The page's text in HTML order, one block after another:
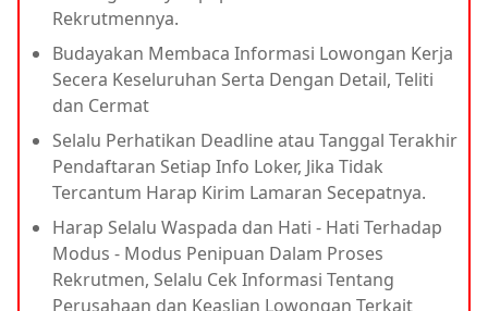
Rekrutmennya.
Budayakan Membaca Informasi Lowongan Kerja
Secera Keseluruhan Serta Dengan Detail, Teliti
dan Cermat
Selalu Perhatikan Deadline atau Tanggal Terakhir
Pendaftaran Setiap Info Loker, Jika Tidak
Tercantum Harap Kirim Lamaran Secepatnya.
Harap Selalu Waspada dan Hati - Hati Terhadap
Modus - Modus Penipuan Dalam Proses
Rekrutmen, Selalu Cek Informasi Tentang
Perusahaan dan Keaslian Lowongan Terkait